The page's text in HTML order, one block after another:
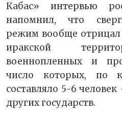
Кабас» интервью
напомнил, что
режим вообще
иракской
военнопленных и
число которых, по
составляло 5-6
других государств.